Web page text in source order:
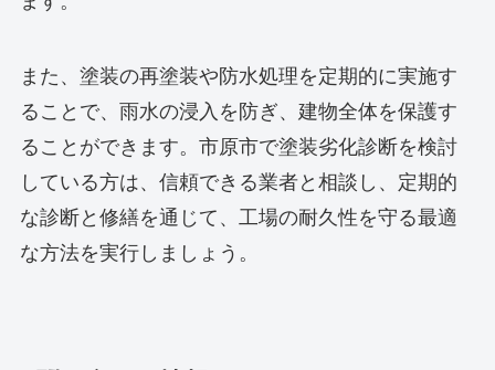
また、塗装の再塗装や防水処理を定期的に実施す
ることで、雨水の浸入を防ぎ、建物全体を保護す
ることができます。市原市で塗装劣化診断を検討
している方は、信頼できる業者と相談し、定期的
な診断と修繕を通じて、工場の耐久性を守る最適
な方法を実行しましょう。